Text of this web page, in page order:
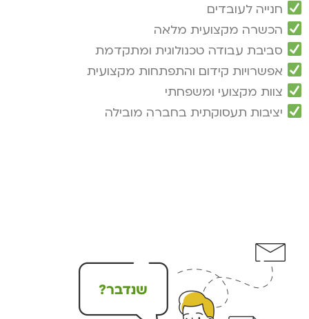
חנייה לעובדים
הכשרה מקצועית מלאה
סביבת עבודה טכנולוגית ומתקדמת
אפשרויות קידום והתפתחות מקצועית
צוות מקצועי ומשפחתי
יציבות תעסוקתית בחברה מובילה